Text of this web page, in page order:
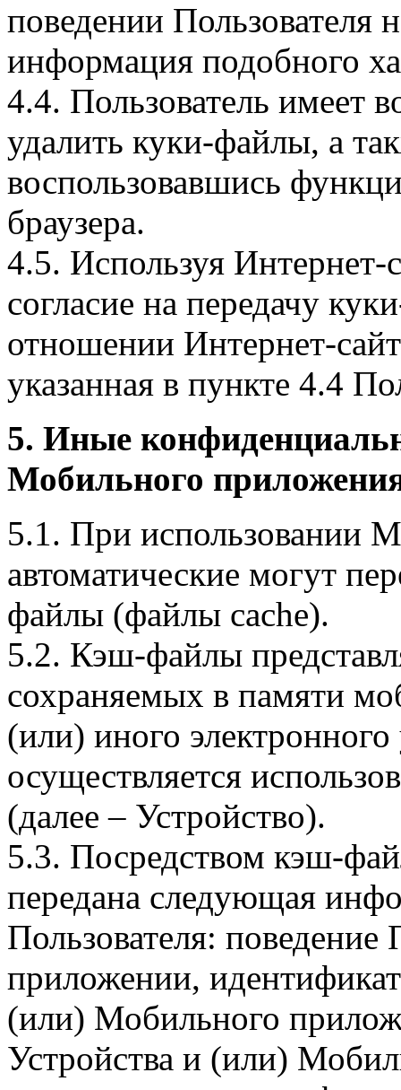
поведении Пользователя
информация подобного
4.4. Пользователь имеет
удалить куки-файлы, а
воспользовавшись
браузера.
4.5. Используя Интернет-
согласие на передачу
отношении Интернет-
указанная в пункте 4.4
5. Иные
Мобильного
5.1. При использовании
автоматические могут
файлы (файлы cache).
5.2. Кэш-файлы
сохраняемых в памяти
(или) иного электронного
осуществляется
(далее – Устройство).
5.3. Посредством кэш-
передана следующая
Пользователя:
приложении,
(или) Мобильного
Устройства и (или)